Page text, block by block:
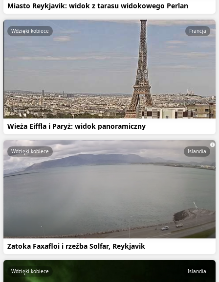
Miasto Reykjavik: widok z tarasu widokowego Perlan
Wieża Eiffla i Paryż: widok panoramiczny
Wdzięki kobiece Francja
Zatoka Faxafloi i rzeźba Solfar, Reykjavik
Wdzięki kobiece Islandia
Wdzięki kobiece Islandia